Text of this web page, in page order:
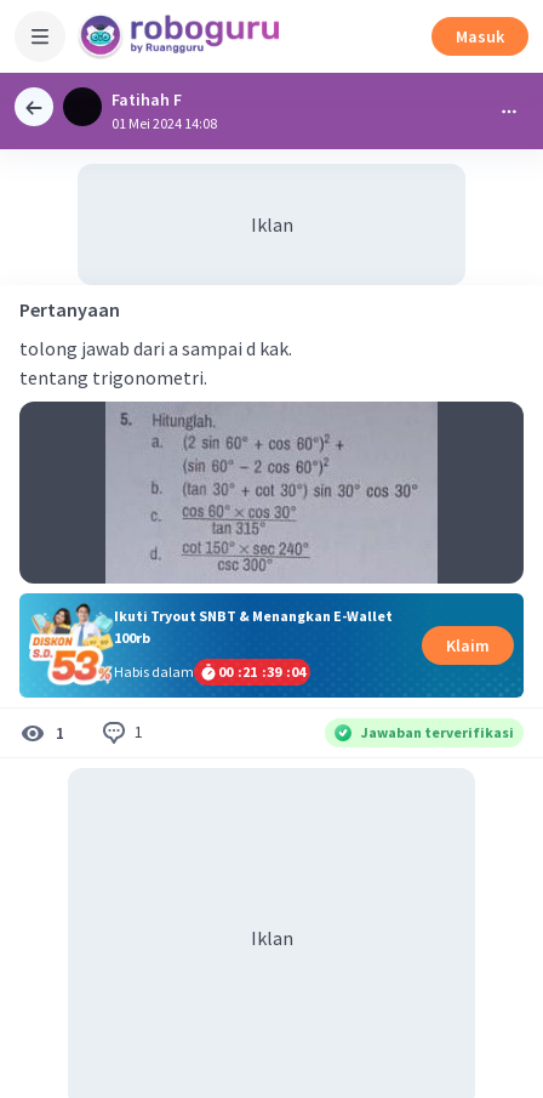
Masuk
Fatihah F
01 Mei 2024 14:08
Iklan
Pertanyaan
tolong jawab dari a sampai d kak.
tentang trigonometri.
Ikuti Tryout SNBT & Menangkan E-Wallet
100rb
Habis dalam
00 :21 :39 :03
Klaim
1 1 Jawaban terverifikasi
Iklan